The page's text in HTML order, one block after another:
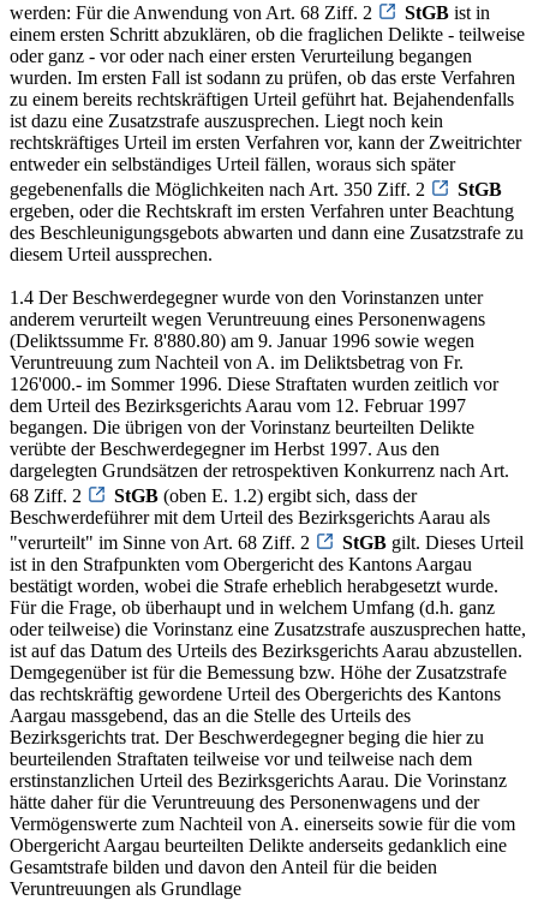
werden: Für die Anwendung von Art. 68 Ziff. 2
StGB ist in
einem ersten Schritt abzuklären, ob die fraglichen Delikte - teilweise
oder ganz - vor oder nach einer ersten Verurteilung begangen
wurden. Im ersten Fall ist sodann zu prüfen, ob das erste Verfahren
zu einem bereits rechtskräftigen Urteil geführt hat. Bejahendenfalls
ist dazu eine Zusatzstrafe auszusprechen. Liegt noch kein
rechtskräftiges Urteil im ersten Verfahren vor, kann der Zweitrichter
entweder ein selbständiges Urteil fällen, woraus sich später
gegebenenfalls die Möglichkeiten nach Art. 350 Ziff. 2
StGB
ergeben, oder die Rechtskraft im ersten Verfahren unter Beachtung
des Beschleunigungsgebots abwarten und dann eine Zusatzstrafe zu
diesem Urteil aussprechen.
1.4 Der Beschwerdegegner wurde von den Vorinstanzen unter
anderem verurteilt wegen Veruntreuung eines Personenwagens
(Deliktssumme Fr. 8'880.80) am 9. Januar 1996 sowie wegen
Veruntreuung zum Nachteil von A. im Deliktsbetrag von Fr.
126'000.- im Sommer 1996. Diese Straftaten wurden zeitlich vor
dem Urteil des Bezirksgerichts Aarau vom 12. Februar 1997
begangen. Die übrigen von der Vorinstanz beurteilten Delikte
verübte der Beschwerdegegner im Herbst 1997. Aus den
dargelegten Grundsätzen der retrospektiven Konkurrenz nach Art.
68 Ziff. 2
StGB (oben E. 1.2) ergibt sich, dass der
Beschwerdeführer mit dem Urteil des Bezirksgerichts Aarau als
"verurteilt" im Sinne von Art. 68 Ziff. 2
StGB gilt. Dieses Urteil
ist in den Strafpunkten vom Obergericht des Kantons Aargau
bestätigt worden, wobei die Strafe erheblich herabgesetzt wurde.
Für die Frage, ob überhaupt und in welchem Umfang (d.h. ganz
oder teilweise) die Vorinstanz eine Zusatzstrafe auszusprechen hatte,
ist auf das Datum des Urteils des Bezirksgerichts Aarau abzustellen.
Demgegenüber ist für die Bemessung bzw. Höhe der Zusatzstrafe
das rechtskräftig gewordene Urteil des Obergerichts des Kantons
Aargau massgebend, das an die Stelle des Urteils des
Bezirksgerichts trat. Der Beschwerdegegner beging die hier zu
beurteilenden Straftaten teilweise vor und teilweise nach dem
erstinstanzlichen Urteil des Bezirksgerichts Aarau. Die Vorinstanz
hätte daher für die Veruntreuung des Personenwagens und der
Vermögenswerte zum Nachteil von A. einerseits sowie für die vom
Obergericht Aargau beurteilten Delikte anderseits gedanklich eine
Gesamtstrafe bilden und davon den Anteil für die beiden
Veruntreuungen als Grundlage